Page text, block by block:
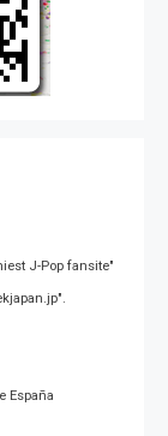
J-Pop fansite"
España